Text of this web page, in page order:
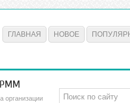
ГЛАВНАЯ НОВОЕ
организации